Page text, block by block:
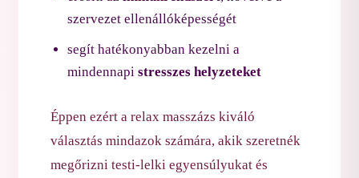
szervezet ellenállóképességét
segít hatékonyabban kezelni a
mindennapi stresszes helyzeteket
Éppen ezért a relax masszázs kiváló
választás mindazok számára, akik szeretnék
megőrizni testi-lelki egyensúlyukat és